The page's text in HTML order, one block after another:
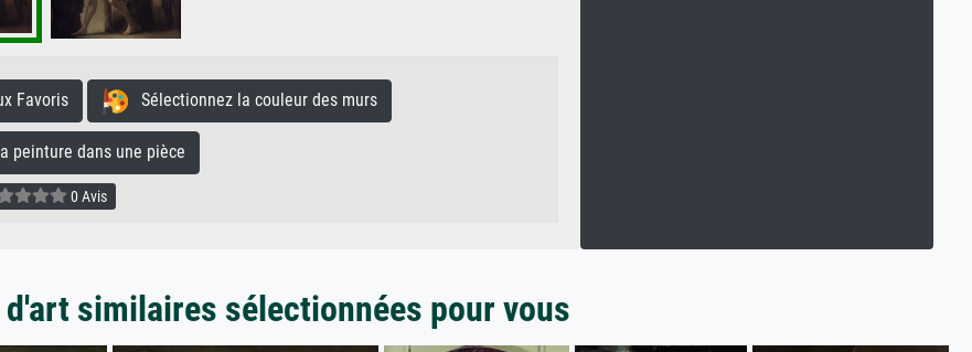
Favoris Sélectionnez la couleur des murs
dans une pièce
0 Avis
similaires sélectionnées pour vous